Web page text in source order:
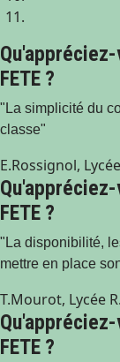
FETE ?
"La simplicité du
classe"
E.Rossignol,
FETE ?
"La disponibilité,
mettre en place
T.Mourot, Lycée
FETE ?